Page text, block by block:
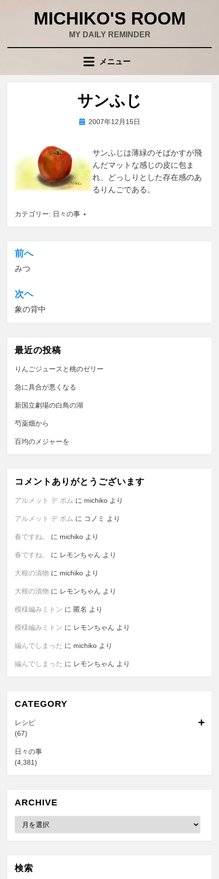
MICHIKO'S ROOM
MY DAILY REMINDER
メニュー
サンふじ
投稿者wad
投 2007年12月15日
サンふじは薄緑のそばかすが飛
んだマットな感じの皮に包ま
れ、どっしりとした存在感のあ
るりんごである。
カテゴリー: 日々の事
投
稿
ナ
ビ
シ
ョ
ン
前へ
みつ
次ヘ
象の背中
最近の投稿
りんごジュースと桃のゼリー
急に具合が悪くなる
新国立劇場の白鳥の湖
芍薬畑から
百均のメジャーを
コメントありがとうございます
アルメット デ ポム に michiko より
アルメット デ ポム に コノミ より
春ですね。 に michiko より
春ですね。 に レモンちゃん より
大根の漬物 に michiko より
大根の漬物 に レモンちゃん より
模様編みミトン に 匿名 より
模様編みミトン に レモンちゃん より
編んでしまった に michiko より
編んでしまった に レモンちゃん より
CATEGORY
レシピ
(67)
日々の事
(4,381)
ARCHIVE
Archive
検索